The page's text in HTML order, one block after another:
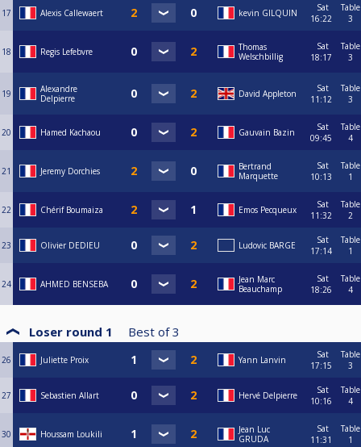
17 Alexis Callewaert kevin GILQUIN
Sat
16:22
Table
3
18 Regis Lefebvre
Thomas
Welschbillig
Sat
18:17
Table
3
19
Alexandre
Delpierre
David Appleton
Sat
11:12
Table
3
20 Hamed Kachaou Gauvain Bazin
Sat
09:45
Table
4
21 Jeremy Dorchies
Bertrand
Marquette
Sat
10:13
Table
1
22 Chérif Boumaiza Emos Pecqueux
Sat
11:32
Table
2
23 Olivier DEDIEU Ludovic BARGE
Sat
17:14
Table
1
24 AHMED BENSEBA
Jean Marc
Beauchamp
Sat
18:26
Table
4
Loser round 1 Best of 3
26 Juliette Proix Yann Lanvin
Sat
17:15
Table
3
27 Sebastien Allart Hervé Delpierre
Sat
10:16
Table
4
30 Houssam Loukili
Jean Luc
GRUDA
Sat
11:31
Table
1